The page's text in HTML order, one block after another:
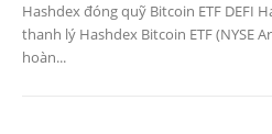
Hashdex đóng quỹ Bitcoin ETF DEFI
thanh lý Hashdex Bitcoin ETF (NYSE
hoàn...